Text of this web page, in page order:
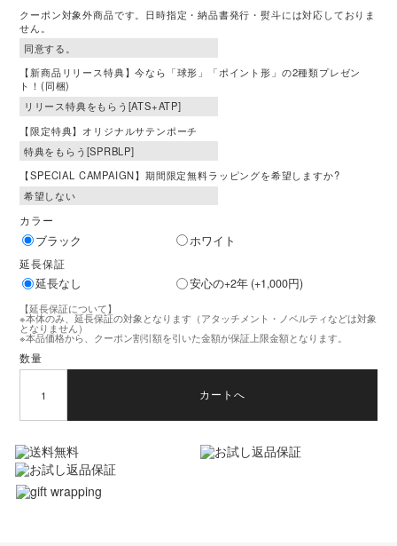
クーポン対象外商品です。日時指定・納品書発行・熨斗には対応しておりま
せん。
【新商品リリース特典】今なら「球形」「ポイント形」の2種類プレゼン
ト！(同梱)
【限定特典】オリジナルサテンポーチ
【SPECIAL CAMPAIGN】期間限定無料ラッピングを希望しますか?
カラー
ブラック ホワイト
延長保証
延長なし 安心の+2年 (+1,000円)
【延長保証について】
※本体のみ、延長保証の対象となります（アタッチメント・ノベルティなどは対象
となりません）
※本品価格から、クーポン割引額を引いた金額が保証上限金額となります。
数量
カートへ
ヘッドポイントアタッチメント：ABS+PC､ステ
タイマー 10分自動オフ
セット内容 ・本体 ×1 ・アタッチメント ×2種類
・充電用USBコード ×1 ・携帯用布袋 ×1
本
販売価格 18,260円（税込）
発売日
※ヘッドポイントアタッチメントのストッパーゴムがゆるくなったら取り替えてください。
＊実際の時間は､使用環境や使用状況により異なります｡